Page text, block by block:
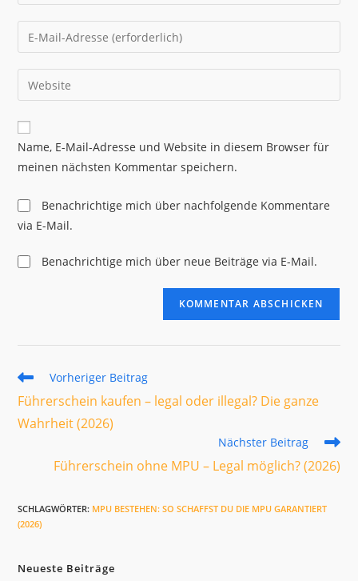
Namen
oder
zum
Kommentieren
ein
Gib
deine
E-
Mail-
zum
Kommentieren
ein
Gib
deine
Website-
URL
Name, E-Mail-Adresse und Website in diesem Browser für
meinen nächsten Kommentar speichern.
Benachrichtige mich über nachfolgende Kommentare
via E-Mail.
Benachrichtige mich über neue Beiträge via E-Mail.
Weitere
Artikel
ansehen
Vorheriger Beitrag
Führerschein kaufen – legal oder illegal? Die ganze
Wahrheit (2026)
Nächster Beitrag
Führerschein ohne MPU – Legal möglich? (2026)
SCHLAGWÖRTER: MPU BESTEHEN: SO SCHAFFST DU DIE MPU GARANTIERT
(2026)
Neueste Beiträge